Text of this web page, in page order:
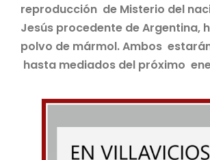
reproducción de Misterio del
Jesús procedente de Argentina,
polvo de mármol. Ambos
hasta mediados del próximo